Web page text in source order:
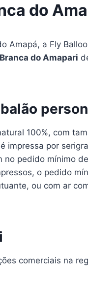
do
Amapá, a Fly
do Amapari
100%, com
impressa por
no pedido mínimo
o pedido
ou com ar
comerciais na